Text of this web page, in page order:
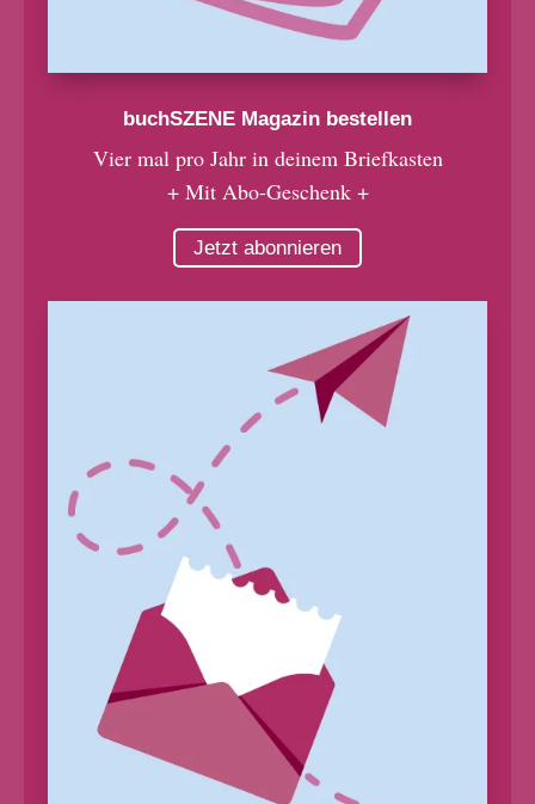
buchSZENE Magazin bestellen
Vier mal pro Jahr in deinem Briefkasten
+ Mit Abo-Geschenk +
Jetzt abonnieren